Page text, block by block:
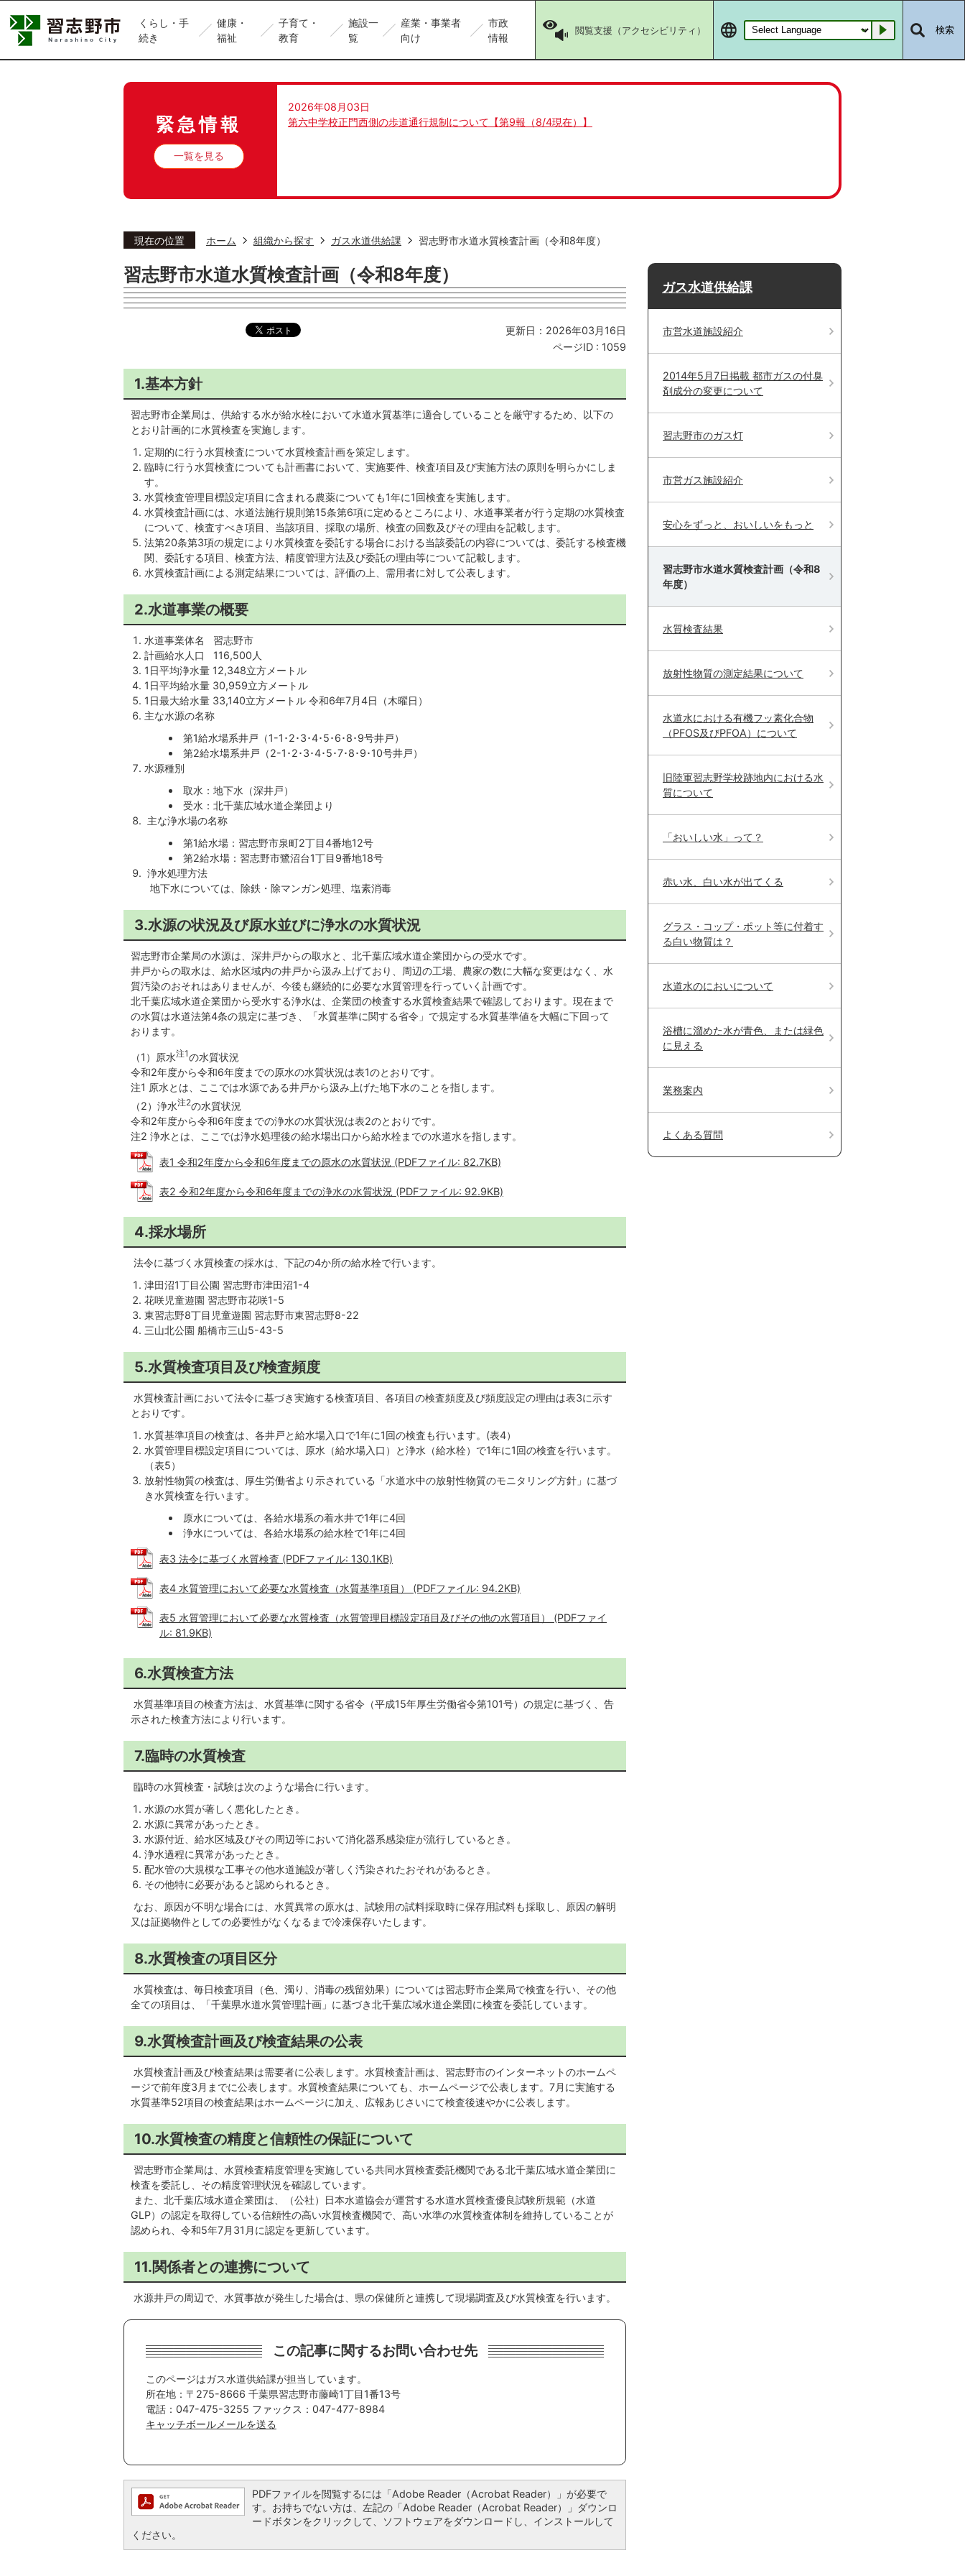
くらし・手
続き
健康・
福祉
子育て・
教育
施設一
覧
産業・事業者
向け
市政
情報
閲覧支援（アクセシビリティ） Go 検索
緊急情報
一覧を見る
2026年08月03日
第六中学校正門西側の歩道通行規制について【第9報（8/4現在）】
現在の位置 ホーム 組織から探す ガス水道供給課 習志野市水道水質検査計画（令和8年度）
習志野市水道水質検査計画（令和8年度）
更新日：2026年03月16日
ページID : 1059
1.基本方針
習志野市企業局は、供給する水が給水栓において水道水質基準に適合していることを厳守するため、以下の
とおり計画的に水質検査を実施します。
定期的に行う水質検査について水質検査計画を策定します。
臨時に行う水質検査についても計画書において、実施要件、検査項目及び実施方法の原則を明らかにしま
す。
水質検査管理目標設定項目に含まれる農薬についても1年に1回検査を実施します。
水質検査計画には、水道法施行規則第15条第6項に定めるところにより、水道事業者が行う定期の水質検査
について、検査すべき項目、当該項目、採取の場所、検査の回数及びその理由を記載します。
法第20条第3項の規定により水質検査を委託する場合における当該委託の内容については、委託する検査機
関、委託する項目、検査方法、精度管理方法及び委託の理由等について記載します。
水質検査計画による測定結果については、評価の上、需用者に対して公表します。
2.水道事業の概要
水道事業体名 習志野市
計画給水人口 116,500人
1日平均浄水量 12,348立方メートル
1日平均給水量 30,959立方メートル
1日最大給水量 33,140立方メートル 令和6年7月4日（木曜日）
主な水源の名称
第1給水場系井戸（1-1･2･3･4･5･6･8･9号井戸）
第2給水場系井戸（2-1･2･3･4･5･7･8･9･10号井戸）
水源種別
取水：地下水（深井戸）
受水：北千葉広域水道企業団より
主な浄水場の名称
第1給水場：習志野市泉町2丁目4番地12号
第2給水場：習志野市鷺沼台1丁目9番地18号
浄水処理方法
地下水については、除鉄・除マンガン処理、塩素消毒
3.水源の状況及び原水並びに浄水の水質状況
習志野市企業局の水源は、深井戸からの取水と、北千葉広域水道企業団からの受水です。
井戸からの取水は、給水区域内の井戸から汲み上げており、周辺の工場、農家の数に大幅な変更はなく、水
質汚染のおそれはありませんが、今後も継続的に必要な水質管理を行っていく計画です。
北千葉広域水道企業団から受水する浄水は、企業団の検査する水質検査結果で確認しております。現在まで
の水質は水道法第4条の規定に基づき、「水質基準に関する省令」で規定する水質基準値を大幅に下回って
おります。
（1）原水注1の水質状況
令和2年度から令和6年度までの原水の水質状況は表1のとおりです。
注1 原水とは、ここでは水源である井戸から汲み上げた地下水のことを指します。
（2）浄水注2の水質状況
令和2年度から令和6年度までの浄水の水質状況は表2のとおりです。
注2 浄水とは、ここでは浄水処理後の給水場出口から給水栓までの水道水を指します。
表1 令和2年度から令和6年度までの原水の水質状況 (PDFファイル: 82.7KB)
表2 令和2年度から令和6年度までの浄水の水質状況 (PDFファイル: 92.9KB)
4.採水場所
法令に基づく水質検査の採水は、下記の4か所の給水栓で行います。
津田沼1丁目公園 習志野市津田沼1-4
花咲児童遊園 習志野市花咲1-5
東習志野8丁目児童遊園 習志野市東習志野8-22
三山北公園 船橋市三山5-43-5
5.水質検査項目及び検査頻度
水質検査計画において法令に基づき実施する検査項目、各項目の検査頻度及び頻度設定の理由は表3に示す
とおりです。
水質基準項目の検査は、各井戸と給水場入口で1年に1回の検査も行います。(表4）
水質管理目標設定項目については、原水（給水場入口）と浄水（給水栓）で1年に1回の検査を行います。
（表5）
放射性物質の検査は、厚生労働省より示されている「水道水中の放射性物質のモニタリング方針」に基づ
き水質検査を行います。
原水については、各給水場系の着水井で1年に4回
浄水については、各給水場系の給水栓で1年に4回
表3 法令に基づく水質検査 (PDFファイル: 130.1KB)
表4 水質管理において必要な水質検査（水質基準項目） (PDFファイル: 94.2KB)
表5 水質管理において必要な水質検査（水質管理目標設定項目及びその他の水質項目） (PDFファイ
ル: 81.9KB)
6.水質検査方法
水質基準項目の検査方法は、水質基準に関する省令（平成15年厚生労働省令第101号）の規定に基づく、告
示された検査方法により行います。
7.臨時の水質検査
臨時の水質検査・試験は次のような場合に行います。
水源の水質が著しく悪化したとき。
水源に異常があったとき。
水源付近、給水区域及びその周辺等において消化器系感染症が流行しているとき。
浄水過程に異常があったとき。
配水管の大規模な工事その他水道施設が著しく汚染されたおそれがあるとき。
その他特に必要があると認められるとき。
なお、原因が不明な場合には、水質異常の原水は、試験用の試料採取時に保存用試料も採取し、原因の解明
又は証拠物件としての必要性がなくなるまで冷凍保存いたします。
8.水質検査の項目区分
水質検査は、毎日検査項目（色、濁り、消毒の残留効果）については習志野市企業局で検査を行い、その他
全ての項目は、「千葉県水道水質管理計画」に基づき北千葉広域水道企業団に検査を委託しています。
9.水質検査計画及び検査結果の公表
水質検査計画及び検査結果は需要者に公表します。水質検査計画は、習志野市のインターネットのホームペ
ージで前年度3月までに公表します。水質検査結果についても、ホームページで公表します。7月に実施する
水質基準52項目の検査結果はホームページに加え、広報あじさいにて検査後速やかに公表します。
10.水質検査の精度と信頼性の保証について
習志野市企業局は、水質検査精度管理を実施している共同水質検査委託機関である北千葉広域水道企業団に
検査を委託し、その精度管理状況を確認しています。
また、北千葉広域水道企業団は、（公社）日本水道協会が運営する水道水質検査優良試験所規範（水道
GLP）の認定を取得している信頼性の高い水質検査機関で、高い水準の水質検査体制を維持していることが
認められ、令和5年7月31月に認定を更新しています。
11.関係者との連携について
水源井戸の周辺で、水質事故が発生した場合は、県の保健所と連携して現場調査及び水質検査を行います。
この記事に関するお問い合わせ先
このページはガス水道供給課が担当しています。
所在地：〒275-8666 千葉県習志野市藤崎1丁目1番13号
電話：047-475-3255 ファックス：047-477-8984
キャッチボールメールを送る
PDFファイルを閲覧するには「Adobe Reader（Acrobat Reader）」が必要で
す。お持ちでない方は、左記の「Adobe Reader（Acrobat Reader）」ダウンロ
ードボタンをクリックして、ソフトウェアをダウンロードし、インストールして
ください。
ガス水道供給課
市営水道施設紹介
2014年5月7日掲載 都市ガスの付臭
剤成分の変更について
習志野市のガス灯
市営ガス施設紹介
安心をずっと、おいしいをもっと
習志野市水道水質検査計画（令和8
年度）
水質検査結果
放射性物質の測定結果について
水道水における有機フッ素化合物
（PFOS及びPFOA）について
旧陸軍習志野学校跡地内における水
質について
「おいしい水」って？
赤い水、白い水が出てくる
グラス・コップ・ポット等に付着す
る白い物質は？
水道水のにおいについて
浴槽に溜めた水が青色、または緑色
に見える
業務案内
よくある質問